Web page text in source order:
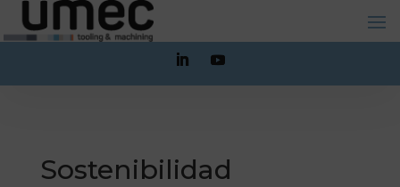
Sostenibilidad